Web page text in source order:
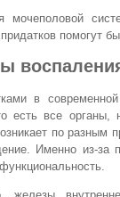
мочеполовой
помогут
в
есть все органы,
по разным
Именно из-за